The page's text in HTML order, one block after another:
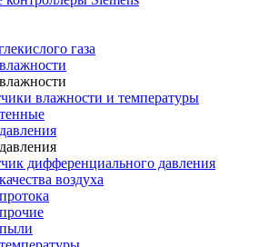
газа
влажности и температуры
дифференциального давления
воздуха